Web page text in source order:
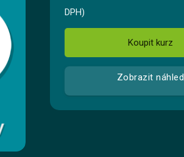
DPH)
Koupit kurz
Zobrazit náhled